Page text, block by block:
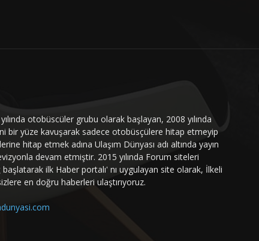
otobüscüler grubu olarak başlayan, 2008 yılında
bir yüze kavuşarak sadece otobüsçülere hitap etmeyip
hitap etmek adına Ulaşım Dünyası adı altında yayın
devam etmiştir. 2015 yılında Forum siteleri
başlatarak ilk Haber portalı' nı uygulayan site olarak, İlkeli
en doğru haberleri ulaştırıyoruz.